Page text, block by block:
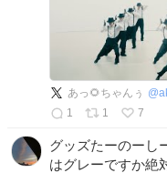
あっ🌻ちゃんぅ @
1
1 7
グッズたーのーし
はグレーですか絶